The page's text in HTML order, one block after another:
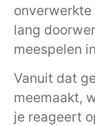
onverwerkte
lang
meespelen
Vanuit dat
meemaakt,
je reageert